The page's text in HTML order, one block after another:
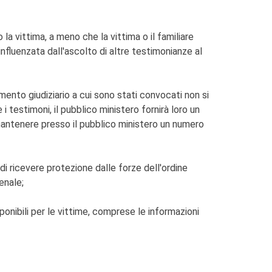
vittima, a meno che la vittima o il familiare
dall'ascolto di altre testimonianze al
giudiziario a cui sono stati convocati non si
testimoni, il pubblico ministero fornirà loro un
presso il pubblico ministero un numero
ricevere protezione dalle forze dell'ordine
per le vittime, comprese le informazioni